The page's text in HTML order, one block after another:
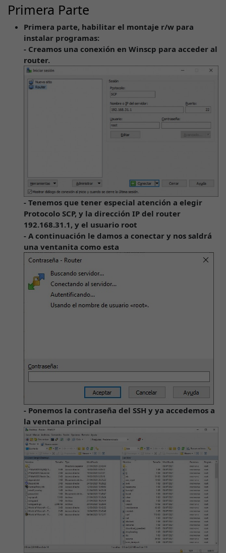
Primera Parte
Primera parte, habilitar el montaje r/w para
instalar programas:
- Creamos una conexión en Winscp para acceder al
router.
- Tenemos que tener especial atención a elegir
Protocolo SCP, y la dirección IP del router
192.168.31.1, y el usuario root
- A continuación le damos a conectar y nos saldrá
una ventanita como esta
- Ponemos la contraseña del SSH y ya accedemos a
la ventana principal